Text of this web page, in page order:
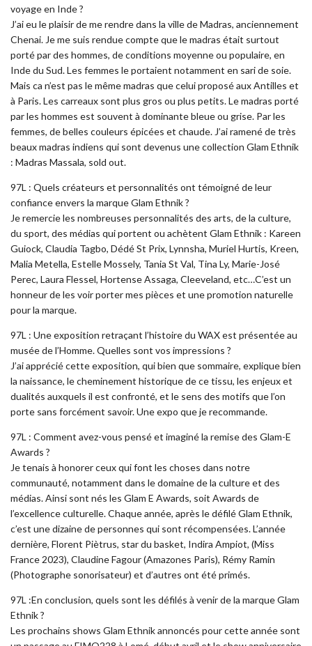
voyage en Inde ?
J’ai eu le plaisir de me rendre dans la ville de Madras, anciennement
Chenai. Je me suis rendue compte que le madras était surtout
porté par des hommes, de conditions moyenne ou populaire, en
Inde du Sud. Les femmes le portaient notamment en sari de soie.
Mais ca n’est pas le même madras que celui proposé aux Antilles et
à Paris. Les carreaux sont plus gros ou plus petits. Le madras porté
par les hommes est souvent à dominante bleue ou grise. Par les
femmes, de belles couleurs épicées et chaude. J’ai ramené de très
beaux madras indiens qui sont devenus une collection Glam Ethnik
: Madras Massala, sold out.
97L : Quels créateurs et personnalités ont témoigné de leur
confiance envers la marque Glam Ethnik ?
Je remercie les nombreuses personnalités des arts, de la culture,
du sport, des médias qui portent ou achètent Glam Ethnik : Kareen
Guiock, Claudia Tagbo, Dédé St Prix, Lynnsha, Muriel Hurtis, Kreen,
Malia Metella, Estelle Mossely, Tania St Val, Tina Ly, Marie-José
Perec, Laura Flessel, Hortense Assaga, Cleeveland, etc…C’est un
honneur de les voir porter mes pièces et une promotion naturelle
pour la marque.
97L : Une exposition retraçant l’histoire du WAX est présentée au
musée de l’Homme. Quelles sont vos impressions ?
J’ai apprécié cette exposition, qui bien que sommaire, explique bien
la naissance, le cheminement historique de ce tissu, les enjeux et
dualités auxquels il est confronté, et le sens des motifs que l’on
porte sans forcément savoir. Une expo que je recommande.
97L : Comment avez-vous pensé et imaginé la remise des Glam-E
Awards ?
Je tenais à honorer ceux qui font les choses dans notre
communauté, notamment dans le domaine de la culture et des
médias. Ainsi sont nés les Glam E Awards, soit Awards de
l’excellence culturelle. Chaque année, après le défilé Glam Ethnik,
c’est une dizaine de personnes qui sont récompensées. L’année
dernière, Florent Piètrus, star du basket, Indira Ampiot, (Miss
France 2023), Claudine Fagour (Amazones Paris), Rémy Ramin
(Photographe sonorisateur) et d’autres ont été primés.
97L :En conclusion, quels sont les défilés à venir de la marque Glam
Ethnik ?
Les prochains shows Glam Ethnik annoncés pour cette année sont